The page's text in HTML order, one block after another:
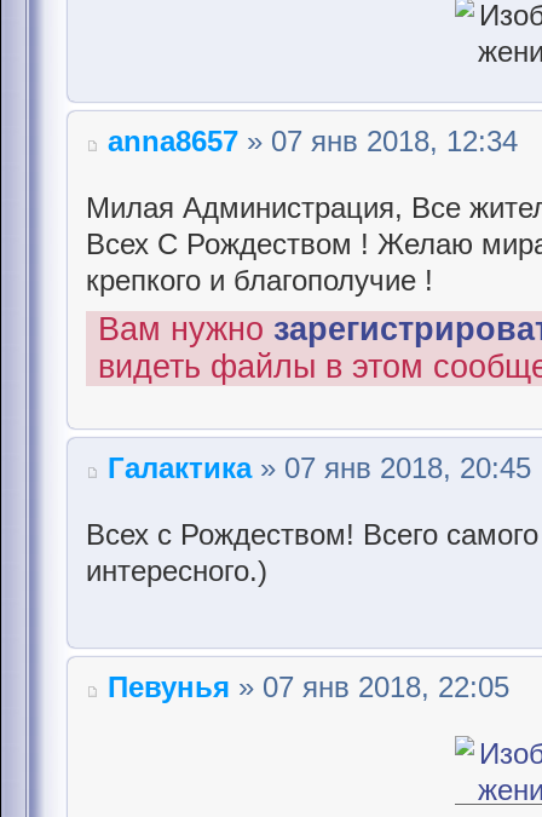
anna8657 » 07 янв 2018, 12:34
Милая Администрация, Все
Всех С Рождеством ! Желаю
крепкого и благополучие !
Вам нужно
видеть файлы в этом
Галактика» 07 янв 2018, 20:45
Всех с Рождеством! Всего
интересного.)
Певунья » 07 янв 2018, 22:05